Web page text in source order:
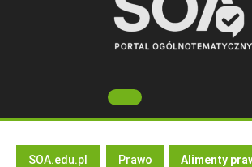
Open
Button
SOA.edu.pl Prawo Alimenty